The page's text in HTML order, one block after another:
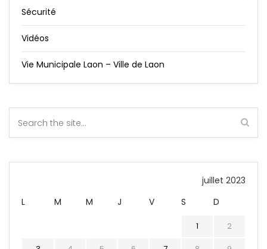
Sécurité
Vidéos
Vie Municipale Laon – Ville de Laon
juillet 2023
L
M M J V S D
1
2